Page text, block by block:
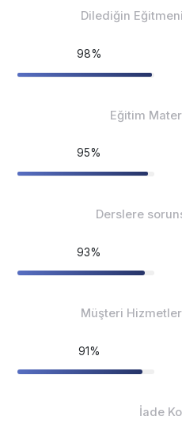
Dilediğin
98%
Eğitim
95%
Derslere
93%
Müşteri
91%
İade